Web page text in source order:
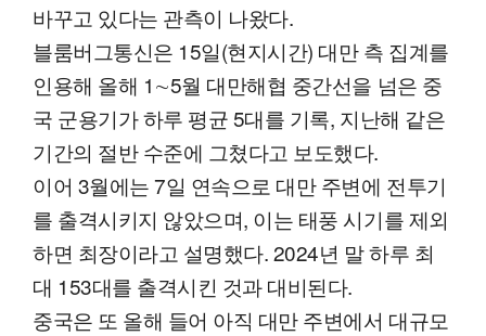
바꾸고 있다는 관측이 나왔다.
블룸버그통신은 15일(현지시간) 대만 측 집계를
인용해 올해 1∼5월 대만해협 중간선을 넘은 중
국 군용기가 하루 평균 5대를 기록, 지난해 같은
기간의 절반 수준에 그쳤다고 보도했다.
이어 3월에는 7일 연속으로 대만 주변에 전투기
를 출격시키지 않았으며, 이는 태풍 시기를 제외
하면 최장이라고 설명했다. 2024년 말 하루 최
대 153대를 출격시킨 것과 대비된다.
중국은 또 올해 들어 아직 대만 주변에서 대규모